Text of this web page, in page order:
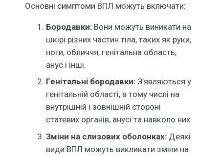
Основні симптоми ВПЛ можуть включати:
Бородавки:Вони можуть виникати на
шкірі різних частин тіла, таких як руки,
ноги, обличчя, генітальна область,
анус і інші.
Генітальні бородавки:З’являються у
генітальній області, в тому числі на
внутрішній і зовнішній стороні
статевих органів, анусі та навколо них.
Зміни на слизових оболонках:Деякі
види ВПЛ можуть викликати зміни на